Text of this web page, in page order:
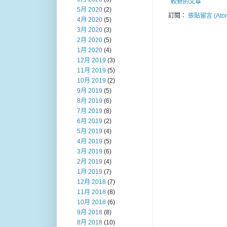
較新的文章
訂閱： 張貼留言
5月 2020 (2)
4月 2020 (5)
3月 2020 (3)
2月 2020 (5)
1月 2020 (4)
12月 2019 (3)
11月 2019 (5)
10月 2019 (2)
9月 2019 (5)
8月 2019 (6)
7月 2019 (8)
6月 2019 (2)
5月 2019 (4)
4月 2019 (5)
3月 2019 (6)
2月 2019 (4)
1月 2019 (7)
12月 2018 (7)
11月 2018 (8)
10月 2018 (6)
9月 2018 (8)
8月 2018 (10)